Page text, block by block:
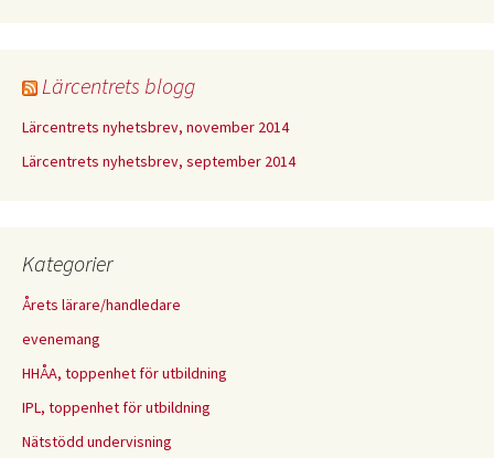
Lärcentrets blogg
Lärcentrets nyhetsbrev, november 2014
Lärcentrets nyhetsbrev, september 2014
Kategorier
Årets lärare/handledare
evenemang
HHÅA, toppenhet för utbildning
IPL, toppenhet för utbildning
Nätstödd undervisning